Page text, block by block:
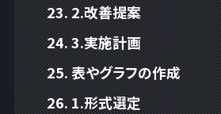
2.改善提案
3.実施計画
表やグラフの作成
1.形式選定